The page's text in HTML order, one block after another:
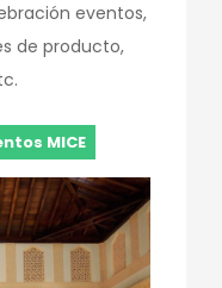
eventos,
de producto,
MICE